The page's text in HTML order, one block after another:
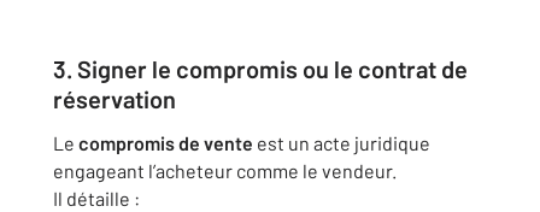
3. Signer le compromis ou le contrat de
réservation
Le compromis de vente est un acte juridique
engageant l’acheteur comme le vendeur.
Il détaille :